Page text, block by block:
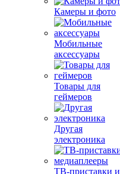
Камеры и фото
Мобильные
аксессуары
Товары для
геймеров
Другая
электроника
ТВ-приставки и